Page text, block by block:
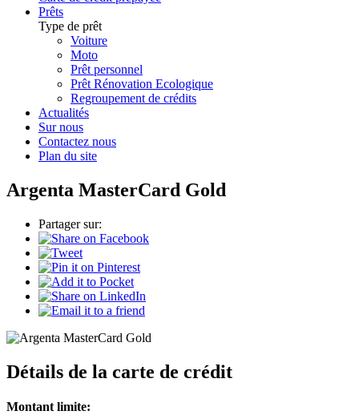
Prêts
Type de prêt
Voiture
Moto
Prêt personnel
Prêt Rénovation Ecologique
Regroupement de crédits
Actualités
Sur nous
Contactez nous
Plan du site
Argenta MasterCard Gold
Partager sur:
Détails de la carte de crédit
Montant limite: